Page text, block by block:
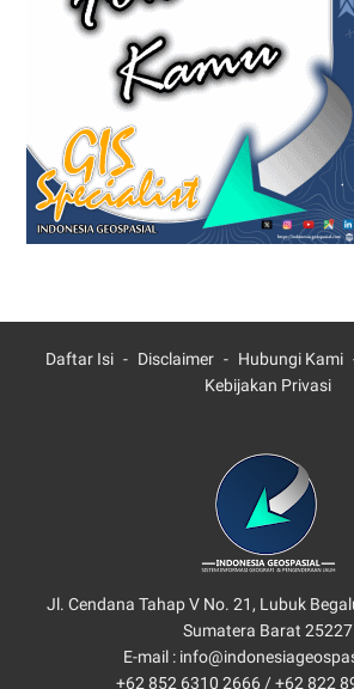
Daftar Isi Disclaimer Hubungi Kami
Kebijakan Privasi
Jl. Cendana Tahap V No. 21, Lubuk
Sumatera Barat 25227
E-mail :
+62 852 6310 2666 /+62 822